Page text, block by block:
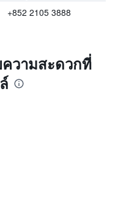
+852 2105 3888
วามสะดวกที่